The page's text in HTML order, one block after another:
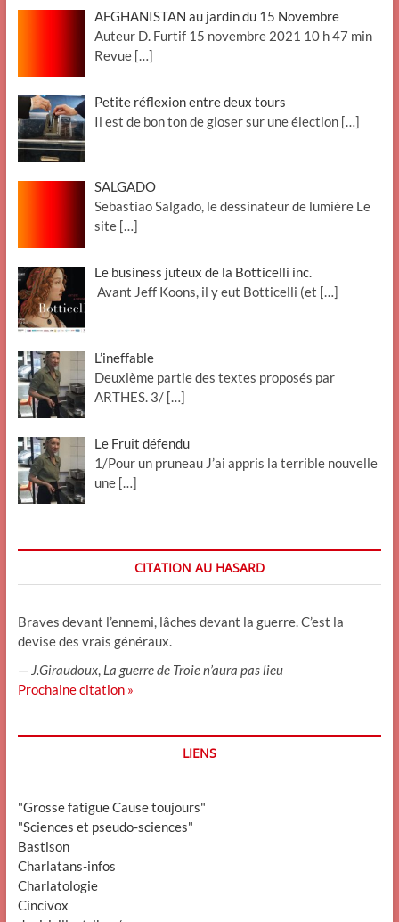
AFGHANISTAN au jardin du 15 Novembre
Auteur D. Furtif 15 novembre 2021 10 h 47 min
Revue […]
Petite réflexion entre deux tours
Il est de bon ton de gloser sur une élection […]
SALGADO
Sebastiao Salgado, le dessinateur de lumière Le
site […]
Le business juteux de la Botticelli inc.
Avant Jeff Koons, il y eut Botticelli (et […]
L’ineffable
Deuxième partie des textes proposés par
ARTHES. 3/ […]
Le Fruit défendu
1/Pour un pruneau J’ai appris la terrible nouvelle
une […]
CITATION AU HASARD
Braves devant l’ennemi, lâches devant la guerre. C’est la
devise des vrais généraux.
— J.Giraudoux, La guerre de Troie n’aura pas lieu
Prochaine citation »
LIENS
"Grosse fatigue Cause toujours"
"Sciences et pseudo-sciences"
Bastison
Charlatans-infos
Charlatologie
Cincivox